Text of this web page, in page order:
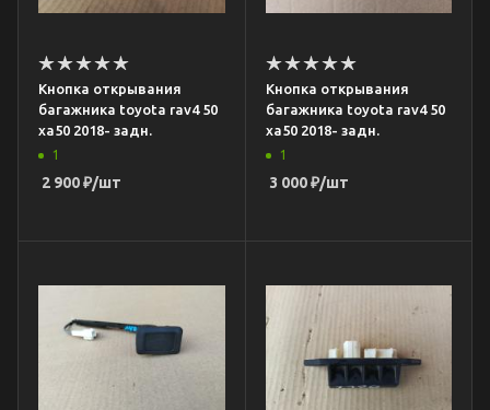
Кнопка открывания
багажника toyota rav4 50
xa50 2018- задн.
1
2 900₽/шт
Кнопка открывания
багажника toyota rav4 50
xa50 2018- задн.
1
3 000₽/шт